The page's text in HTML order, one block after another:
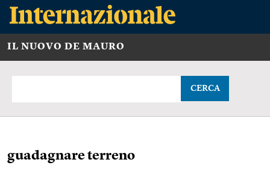
IL NUOVO DE MAURO
CERCA
guadagnare terreno